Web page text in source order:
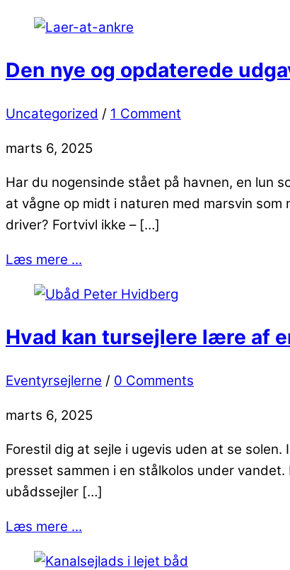
Den nye og opdaterede
Uncategorized / 1 Comment
marts 6, 2025
Har du nogensinde stået på havnen, en lun
at vågne op midt i naturen med marsvin
driver? Fortvivl ikke – […]
Læs mere ...
Hvad kan tursejlere lære af
Eventyrsejlerne / 0 Comments
marts 6, 2025
Forestil dig at sejle i ugevis uden at se
presset sammen i en stålkolos under
ubådssejler […]
Læs mere ...